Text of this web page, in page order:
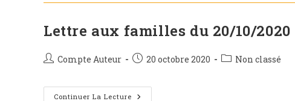
Lettre aux familles du 20/10/2020
Auteur/autrice
la
publication :
Compte Auteur
Publication
20 octobre 2020
PostNon classé
Continuer La Lecture Lettre